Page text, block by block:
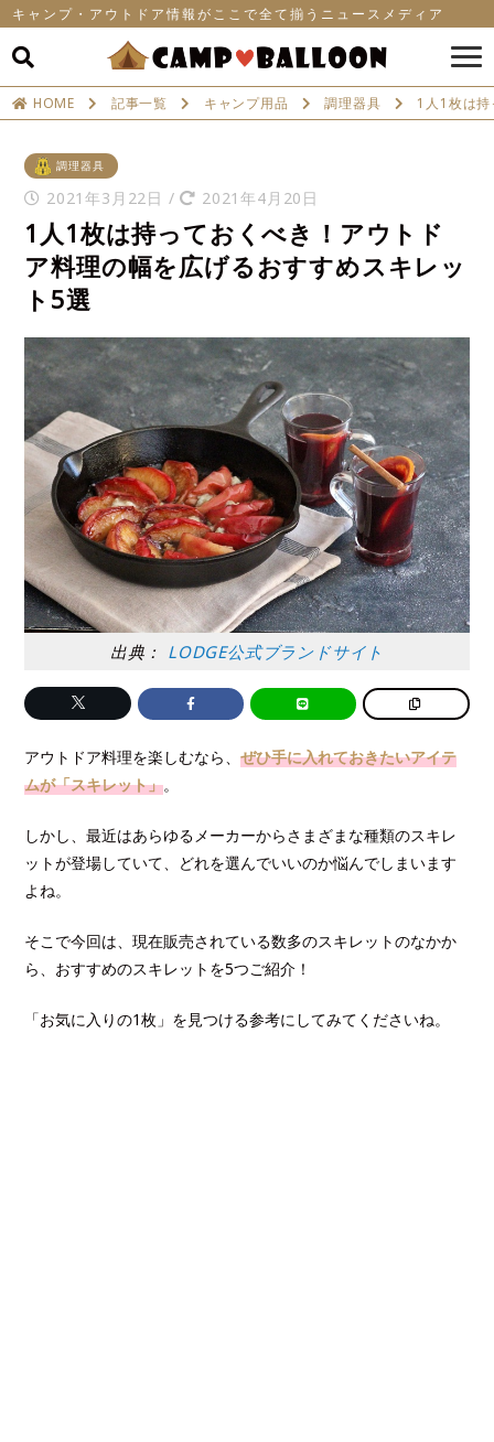
キャンプ・アウトドア情報がここで全て揃うニュースメディア
HOME 記事一覧 キャンプ用品 調理器具 1人1枚は
調理器具
2021年3月22日 / 2021年4月20日
1人1枚は持っておくべき！アウトド
ア料理の幅を広げるおすすめスキレッ
ト5選
出典： LODGE公式ブランドサイト
アウトドア料理を楽しむなら、ぜひ手に入れておきたいアイテ
ムが「スキレット」。
しかし、最近はあらゆるメーカーからさまざまな種類のスキレ
ットが登場していて、どれを選んでいいのか悩んでしまいます
よね。
そこで今回は、現在販売されている数多のスキレットのなかか
ら、おすすめのスキレットを5つご紹介！
「お気に入りの1枚」を見つける参考にしてみてくださいね。